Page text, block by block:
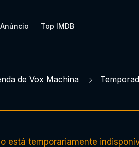
Anúncio Top IMDB
de Vox Machina
está temporariamente